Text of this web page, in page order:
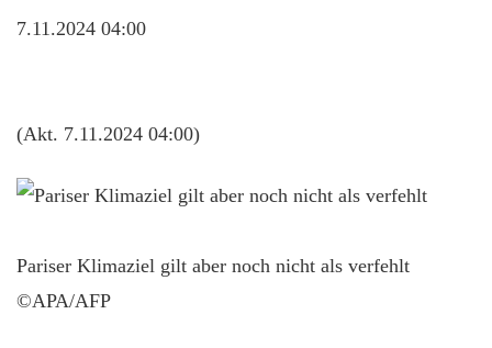
7.11.2024 04:00
(Akt. 7.11.2024 04:00)
Pariser Klimaziel gilt aber noch nicht als verfehlt
©APA/AFP